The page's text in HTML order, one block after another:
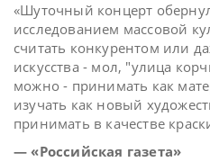
«Шуточный концерт
исследованием массовой
считать конкурентом или
искусства - мол, "улица
можно - принимать как
изучать как новый
принимать в качестве
— «Российская газета»